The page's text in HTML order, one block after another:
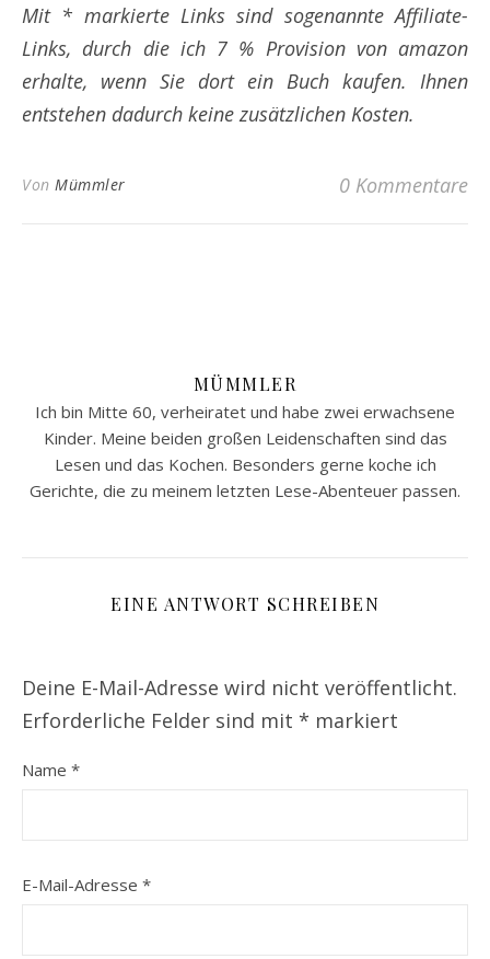
Mit * markierte Links sind sogenannte Affiliate-
Links, durch die ich 7 % Provision von amazon
erhalte, wenn Sie dort ein Buch kaufen. Ihnen
entstehen dadurch keine zusätzlichen Kosten.
Von Mümmler 0 Kommentare
MÜMMLER
Ich bin Mitte 60, verheiratet und habe zwei erwachsene
Kinder. Meine beiden großen Leidenschaften sind das
Lesen und das Kochen. Besonders gerne koche ich
Gerichte, die zu meinem letzten Lese-Abenteuer passen.
EINE ANTWORT SCHREIBEN
Deine E-Mail-Adresse wird nicht veröffentlicht.
Erforderliche Felder sind mit * markiert
Name *
E-Mail-Adresse *